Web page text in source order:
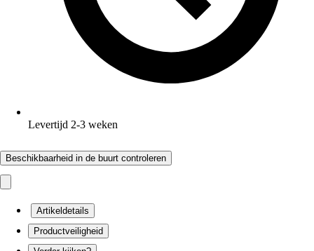
Levertijd 2-3 weken
Beschikbaarheid in de buurt controleren
Artikeldetails
Productveiligheid